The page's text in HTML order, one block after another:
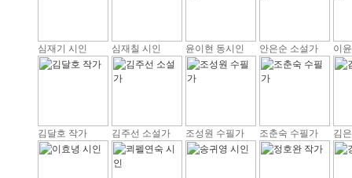
심재기 시인 심재칠 시인 윤이현 동시인 안은순 소설가 이
김달호 작가 김주선 소설가 조성원 수필가 조춘숙 수필가 김